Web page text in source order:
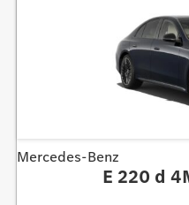
Mercedes-Benz
E 220 d